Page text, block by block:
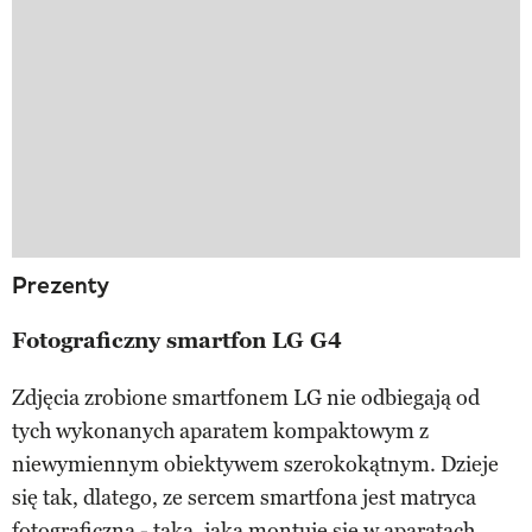
Prezenty
Fotograficzny smartfon LG G4
Zdjęcia zrobione smartfonem LG nie odbiegają od
tych wykonanych aparatem kompaktowym z
niewymiennym obiektywem szerokokątnym. Dzieje
się tak, dlatego, ze sercem smartfona jest matryca